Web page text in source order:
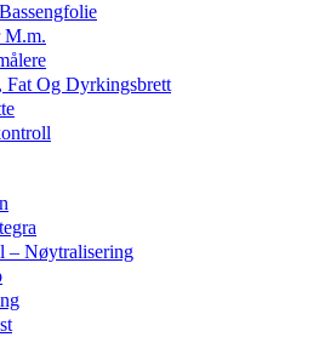
M.m.
Fat Og Dyrkingsbrett
– Nøytralisering